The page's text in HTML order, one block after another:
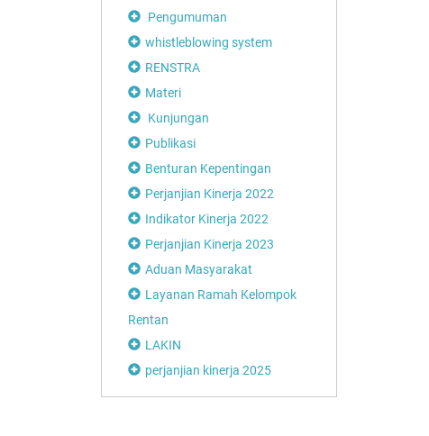
Pengumuman
whistleblowing system
RENSTRA
Materi
Kunjungan
Publikasi
Benturan Kepentingan
Perjanjian Kinerja 2022
Indikator Kinerja 2022
Perjanjian Kinerja 2023
Aduan Masyarakat
Layanan Ramah Kelompok
Rentan
LAKIN
perjanjian kinerja 2025